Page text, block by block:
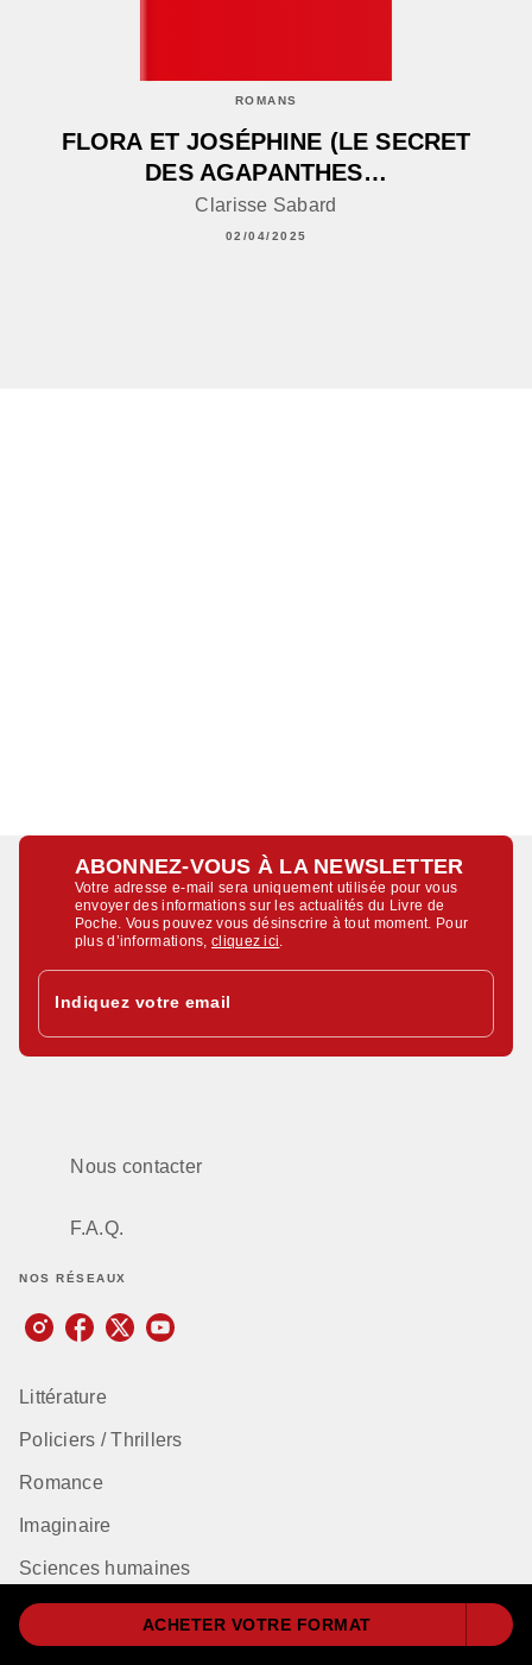
ACHETER VOTRE FORMAT
ROMANS
FLORA ET JOSÉPHINE (LE SECRET
DES AGAPANTHES…
Clarisse Sabard
02/04/2025
ABONNEZ-VOUS À LA NEWSLETTER
Votre adresse e-mail sera uniquement utilisée pour vous
envoyer des informations sur les actualités du Livre de
Poche. Vous pouvez vous désinscrire à tout moment. Pour
plus d’informations,cliquez ici
Indiquez votre email
Nous contacter
F.A.Q.
NOS RÉSEAUX
Littérature
Policiers / Thrillers
Romance
Imaginaire
Sciences humaines
Bien-être